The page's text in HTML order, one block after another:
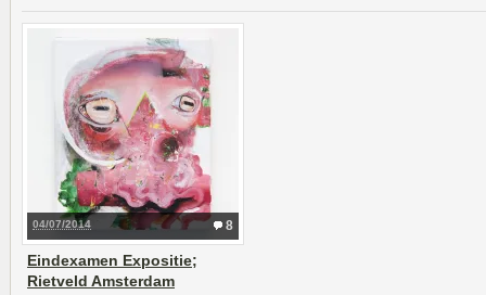
8
04/07/2014
Eindexamen Expositie;
Rietveld Amsterdam